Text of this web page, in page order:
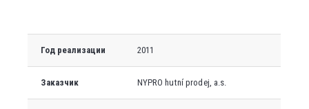
Год реализации 2011
Заказчик NYPRO hutní prodej, a.s.